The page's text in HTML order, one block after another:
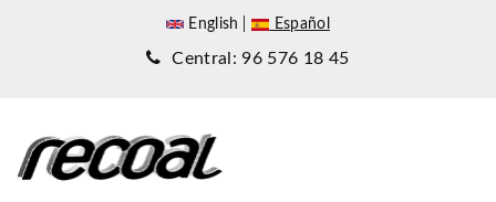
English Español
Central: 96 576 18 45